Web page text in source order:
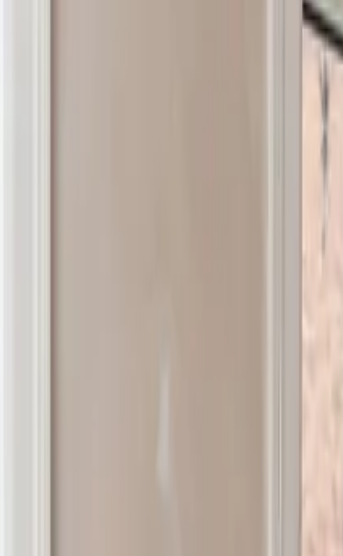
fast pris på dit ventilationsanlæg — gratis,